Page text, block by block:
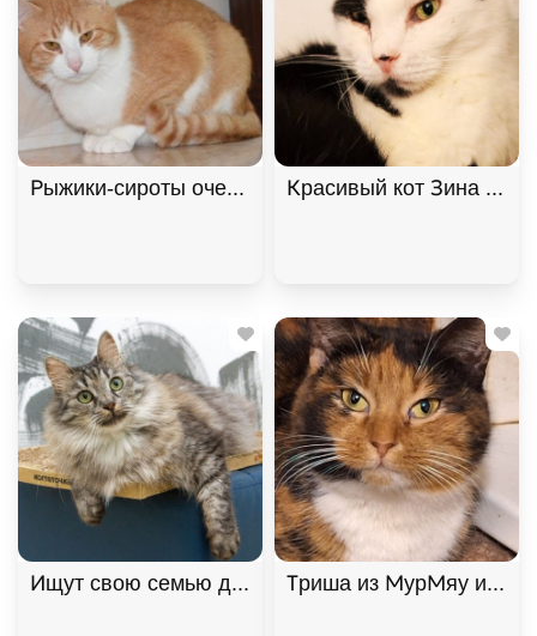
Рыжики-сироты очень хотят домой! В дар!,
Красивый кот Зина
Ищут свою семью два "пушистых облака",
Триша из МурМяу ищет